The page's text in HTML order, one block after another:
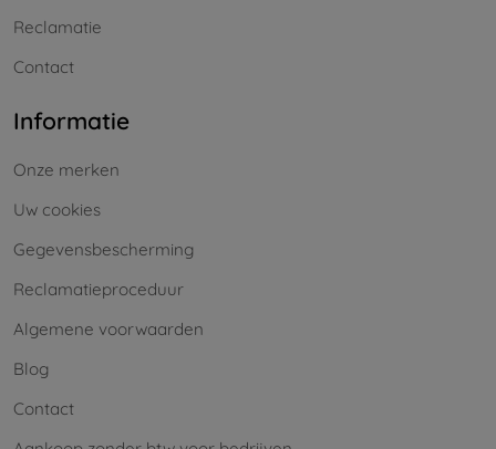
Reclamatie
Contact
Informatie
Onze merken
Uw cookies
Gegevensbescherming
Reclamatieproceduur
Algemene voorwaarden
Blog
Contact